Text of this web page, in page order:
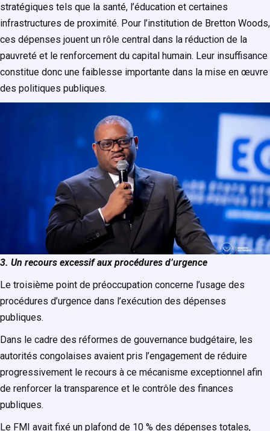
stratégiques tels que la santé, l’éducation et certaines
infrastructures de proximité. Pour l’institution de Bretton Woods,
ces dépenses jouent un rôle central dans la réduction de la
pauvreté et le renforcement du capital humain. Leur insuffisance
constitue donc une faiblesse importante dans la mise en œuvre
des politiques publiques.
3. Un recours excessif aux procédures d’urgence
Le troisième point de préoccupation concerne l’usage des
procédures d’urgence dans l’exécution des dépenses
publiques.
Dans le cadre des réformes de gouvernance budgétaire, les
autorités congolaises avaient pris l’engagement de réduire
progressivement le recours à ce mécanisme exceptionnel afin
de renforcer la transparence et le contrôle des finances
publiques.
Le FMI avait fixé un plafond de 10 % des dépenses totales,